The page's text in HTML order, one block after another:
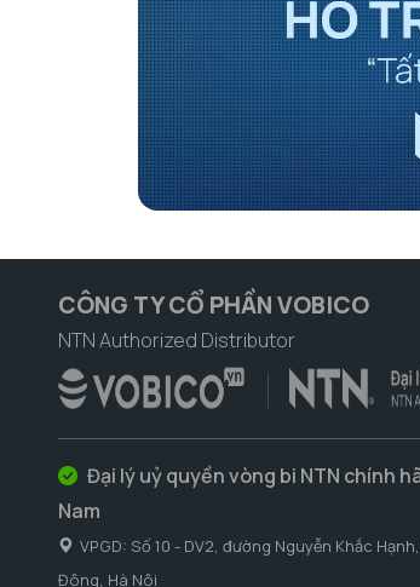
CÔNG TY CỔ PHẦN VOBICO
NTN Authorized Distributor
Đại lý uỷ quyền vòng bi NTN chính
Nam
VPGD: Số 10 - DV2, đường Nguyễn Khắc
Đông, Hà Nôi